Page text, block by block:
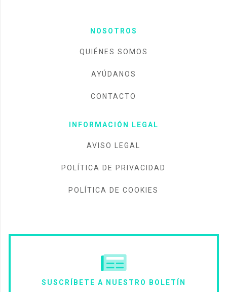
NOSOTROS
QUIÉNES SOMOS
AYÚDANOS
CONTACTO
INFORMACIÓN LEGAL
AVISO LEGAL
POLÍTICA DE PRIVACIDAD
POLÍTICA DE COOKIES
SUSCRÍBETE A NUESTRO BOLETÍN